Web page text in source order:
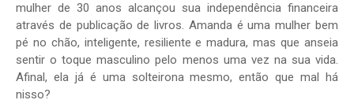
mulher de 30 anos alcançou sua independência financeira
através de publicação de livros. Amanda é uma mulher bem
pé no chão, inteligente, resiliente e madura, mas que anseia
sentir o toque masculino pelo menos uma vez na sua vida.
Afinal, ela já é uma solteirona mesmo, então que mal há
nisso?